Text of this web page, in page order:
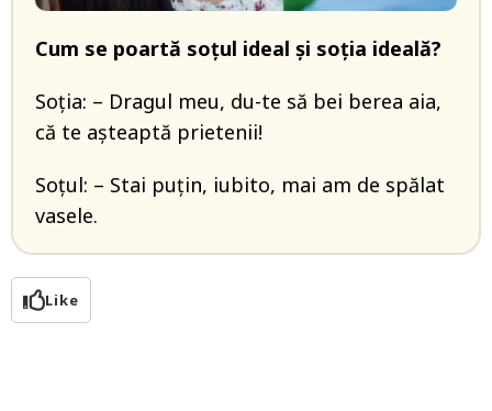
Cum se poartă soțul ideal și soția ideală?
Soția: – Dragul meu, du-te să bei berea aia,
că te așteaptă prietenii!
Soțul: – Stai puțin, iubito, mai am de spălat
vasele.
Like